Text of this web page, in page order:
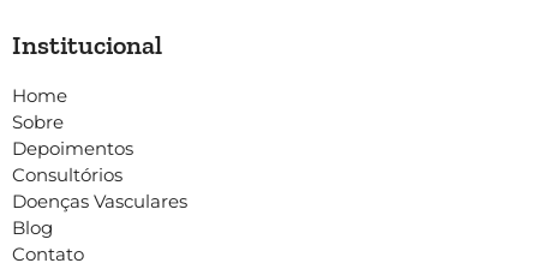
Institucional
Home
Sobre
Depoimentos
Consultórios
Doenças Vasculares
Blog
Contato